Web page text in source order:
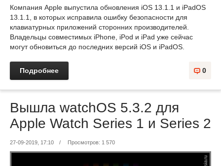
Компания Apple выпустила обновления iOS 13.1.1 и iPadOS
13.1.1, в которых исправила ошибку безопасности для
клавиатурных приложений сторонних производителей.
Владельцы совместимых iPhone, iPod и iPad уже сейчас
могут обновиться до последних версий iOS и iPadOS.
Подробнее 0
Вышла watchOS 5.3.2 для
Apple Watch Series 1 и Series 2
27-09-2019, 17:10 / Просмотров: 1 570